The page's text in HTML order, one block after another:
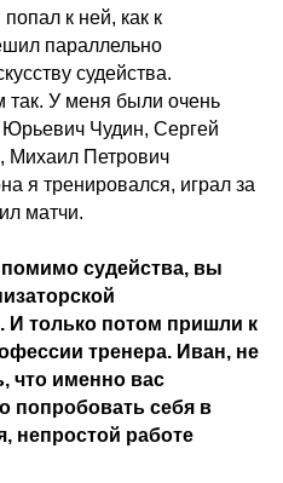
к ней, как к
параллельно
судейства.
так. У меня были очень
Чудин, Сергей
Михаил Петрович
я тренировался, играл за
матчи.
судейства, вы
И только потом пришли к
тренера. Иван, не
что именно вас
попробовать себя в
непростой работе